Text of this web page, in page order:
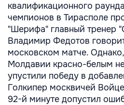
квалификационного
чемпионов в Тирасполе
"Шерифа" главный тренер
Владимир Федотов
московском матче.
Молдавии красно-белым
упустили победу в
Голкипер москвичей
92-й минуте допустил